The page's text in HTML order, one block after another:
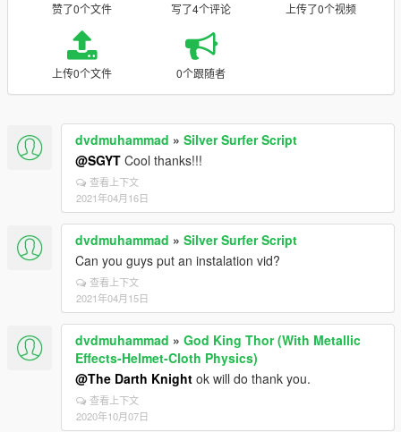
赞了0个文件 写了4个评论 上传了0个视频
上传0个文件 0个跟随者
dvdmuhammad » Silver Surfer Script
@SGYT Cool thanks!!!
查看上下文
2021年04月16日
dvdmuhammad » Silver Surfer Script
Can you guys put an instalation vid?
查看上下文
2021年04月15日
dvdmuhammad » God King Thor (With Metallic
Effects-Helmet-Cloth Physics)
@The Darth Knight ok will do thank you.
查看上下文
2020年10月07日